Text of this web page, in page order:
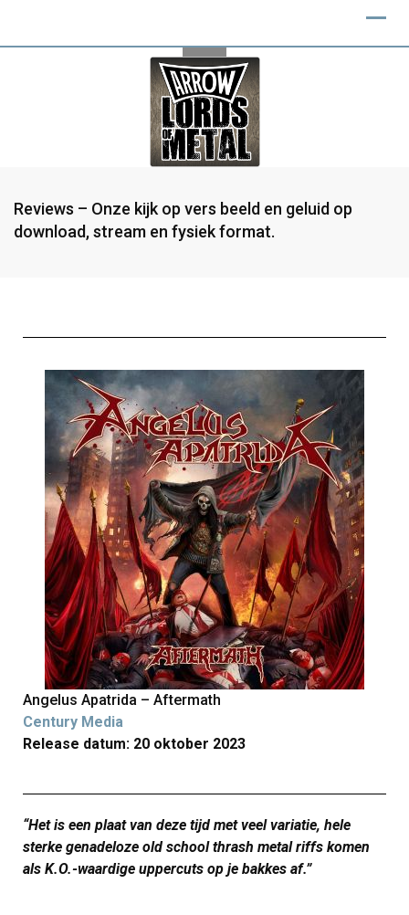
Reviews – Onze kijk op vers beeld en geluid op
download, stream en fysiek format.
Angelus Apatrida – Aftermath
Century Media
Release datum: 20 oktober 2023
“Het is een plaat van deze tijd met veel variatie, hele
sterke genadeloze old school thrash metal riffs komen
als K.O.-waardige uppercuts op je bakkes af.”